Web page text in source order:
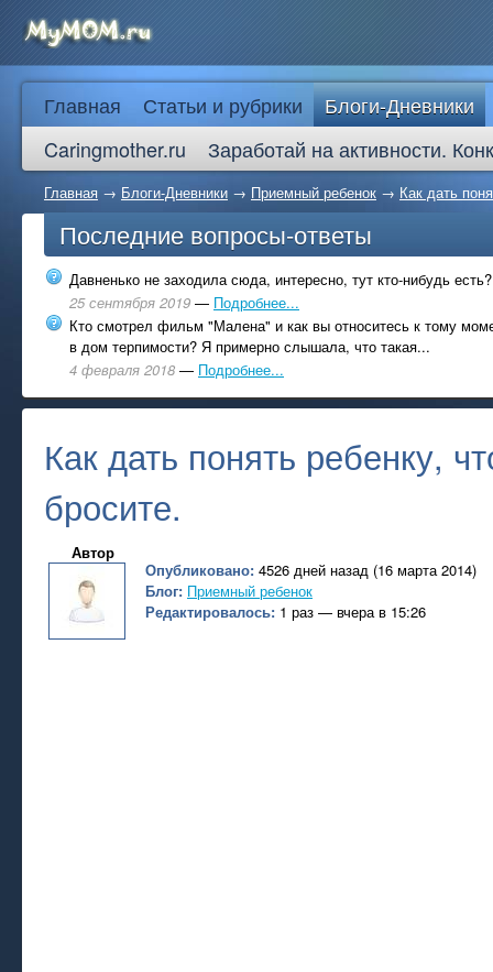
Главная Статьи и рубрики
Блоги-Дневники
Caringmother.ru
Заработай на активности.
Главная → Блоги-Дневники → Приемный ребенок → Как дать
Последние вопросы-ответы
Давненько не заходила сюда, интересно, тут кто-нибудь есть?
25 сентября 2019 — Подробнее...
Кто смотрел фильм "Малена" и как вы относитесь к тому
в дом терпимости? Я примерно слышала, что такая...
4 февраля 2018 — Подробнее...
Как дать понять ребенку,
бросите.
Автор
Опубликовано: 4526 дней назад (16 марта 2014)
Блог: Приемный ребенок
Редактировалось: 1 раз — вчера в 15:26